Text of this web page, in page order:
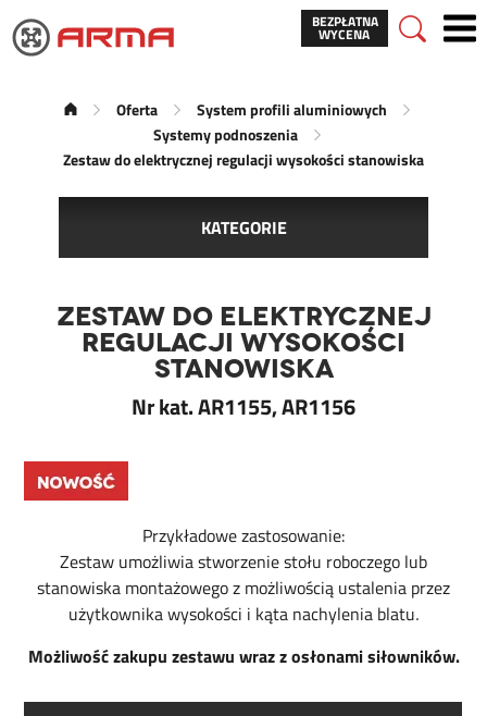
BEZPŁATNA
WYCENA
Oferta
System profili aluminiowych
Systemy podnoszenia
Zestaw do elektrycznej regulacji wysokości stanowiska
KATEGORIE
Zestaw do elektrycznej
regulacji wysokości
stanowiska
Nr kat. AR1155, AR1156
Przykładowe zastosowanie:
Zestaw umożliwia stworzenie stołu roboczego lub
stanowiska montażowego z możliwością ustalenia przez
użytkownika wysokości i kąta nachylenia blatu.
Możliwość zakupu zestawu wraz z osłonami siłowników.